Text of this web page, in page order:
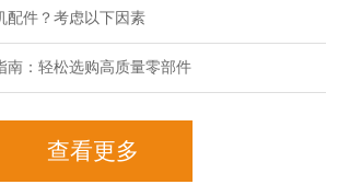
配件？考虑以下因素
南：轻松选购高质量零部件
查看更多